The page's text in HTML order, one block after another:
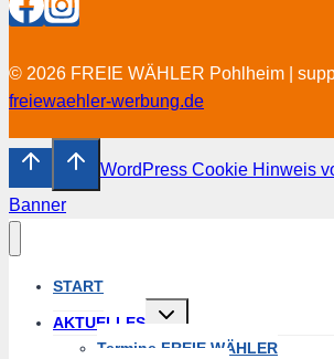
© 2026 FREIE WÄHLER Pohlheim |
freiewaehler-werbung.de
WordPress Cookie Hinweis
Banner
START
AKTUELLES
Untermenü
umschalten
Termine FREIE WÄHLER